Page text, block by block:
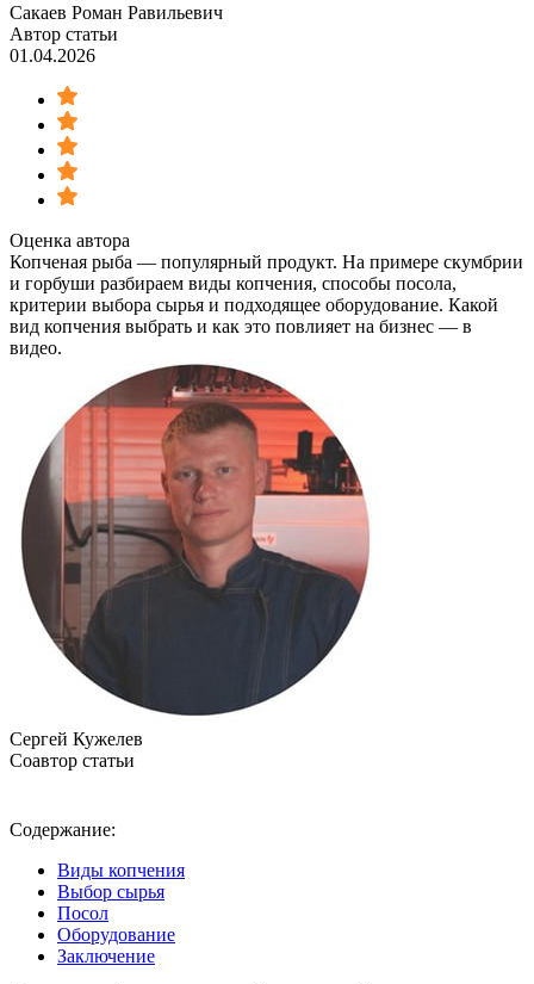
Сакаев Роман Равильевич
Автор статьи
01.04.2026
Оценка автора
Копченая рыба — популярный продукт. На примере скумбрии
и горбуши разбираем виды копчения, способы посола,
критерии выбора сырья и подходящее оборудование. Какой
вид копчения выбрать и как это повлияет на бизнес — в
видео.
Сергей Кужелев
Соавтор статьи
Содержание:
Виды копчения
Выбор сырья
Посол
Оборудование
Заключение